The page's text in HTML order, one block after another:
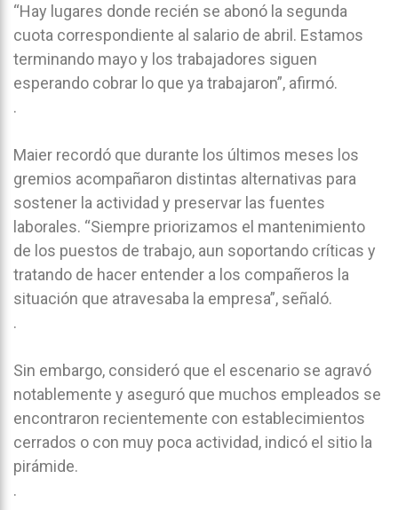
“Hay lugares donde recién se abonó la segunda
cuota correspondiente al salario de abril. Estamos
terminando mayo y los trabajadores siguen
esperando cobrar lo que ya trabajaron”, afirmó.
.
Maier recordó que durante los últimos meses los
gremios acompañaron distintas alternativas para
sostener la actividad y preservar las fuentes
laborales. “Siempre priorizamos el mantenimiento
de los puestos de trabajo, aun soportando críticas y
tratando de hacer entender a los compañeros la
situación que atravesaba la empresa”, señaló.
.
Sin embargo, consideró que el escenario se agravó
notablemente y aseguró que muchos empleados se
encontraron recientemente con establecimientos
cerrados o con muy poca actividad, indicó el sitio la
pirámide.
.